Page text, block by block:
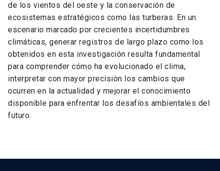
de los vientos del oeste y la conservación de
ecosistemas estratégicos como las turberas. En un
escenario marcado por crecientes incertidumbres
climáticas, generar registros de largo plazo como los
obtenidos en esta investigación resulta fundamental
para comprender cómo ha evolucionado el clima,
interpretar con mayor precisión los cambios que
ocurren en la actualidad y mejorar el conocimiento
disponible para enfrentar los desafíos ambientales del
futuro.